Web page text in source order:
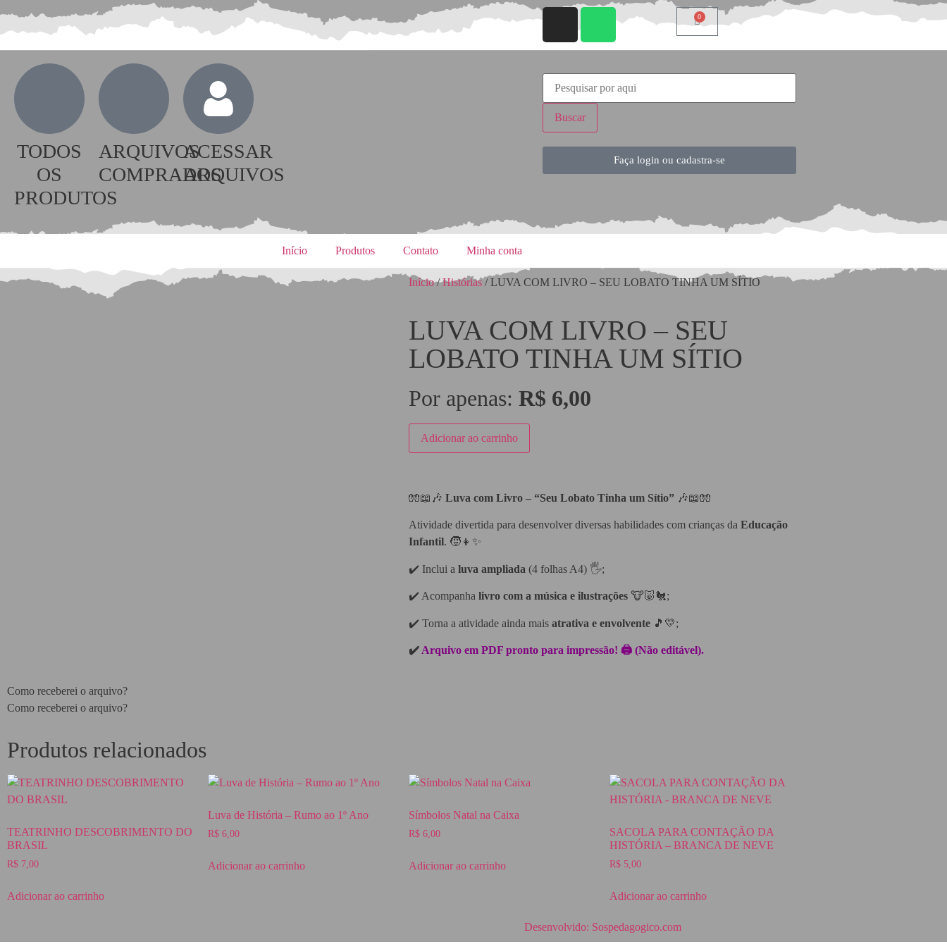
0
TODOS
OS
PRODUTOS
ARQUIVOS
COMPRADOS
ACESSAR
ARQUIVOS
Buscar
Faça login ou cadastra-se
Início Produtos Contato Minha conta
Início/Histórias/ LUVA COM LIVRO – SEU LOBATO TINHA UM SÍTIO
LUVA COM LIVRO – SEU
LOBATO TINHA UM SÍTIO
Por apenas: R$ 6,00
Adicionar ao carrinho
🧤📖🎶 Luva com Livro – “Seu Lobato Tinha um Sítio” 🎶📖🧤
Atividade divertida para desenvolver diversas habilidades com crianças da Educação
Infantil. 🧒👧✨
✔️ Inclui a luva ampliada (4 folhas A4) 🖐️;
✔️ Acompanha livro com a música e ilustrações 🐮🐷🐔;
✔️ Torna a atividade ainda mais atrativa e envolvente 🎵💛;
✔️ Arquivo em PDF pronto para impressão! 🖨️ (Não editável).
Como receberei o arquivo?
Como receberei o arquivo?
Produtos relacionados
TEATRINHO DESCOBRIMENTO DO
BRASIL
R$ 7,00
Adicionar ao carrinho
Luva de História – Rumo ao 1º Ano
R$ 6,00
Adicionar ao carrinho
Símbolos Natal na Caixa
R$ 6,00
Adicionar ao carrinho
SACOLA PARA CONTAÇÃO DA
HISTÓRIA – BRANCA DE NEVE
R$ 5,00
Adicionar ao carrinho
Desenvolvido: Sospedagogico.com